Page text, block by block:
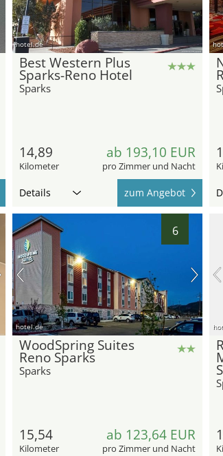
1
2
3
4
7
8
9
10
12
14
15
1617
18 19
20
21
22
23
24
hotel.de
Best Western Plus
Sparks-Reno Hotel
Sparks
14,89
Kilometer
ab 193,10 EUR
pro Zimmer und Nacht
Details zum Angebot
6
hotel.de
WoodSpring Suites
Reno Sparks
Sparks
15,54
Kilometer
ab 123,64 EUR
pro Zimmer und Nacht